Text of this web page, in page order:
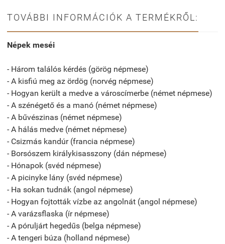
TOVÁBBI INFORMÁCIÓK A TERMÉKRŐL:
Népek meséi
- Három találós kérdés (görög népmese)
- A kisfiú meg az ördög (norvég népmese)
- Hogyan került a medve a városcímerbe (német népmese)
- A szénégető és a manó (német népmese)
- A bűvészinas (német népmese)
- A hálás medve (német népmese)
- Csizmás kandúr (francia népmese)
- Borsószem királykisasszony (dán népmese)
- Hónapok (svéd népmese)
- A picinyke lány (svéd népmese)
- Ha sokan tudnák (angol népmese)
- Hogyan fojtották vízbe az angolnát (angol népmese)
- A varázsflaska (ír népmese)
- A póruljárt hegedűs (belga népmese)
- A tengeri búza (holland népmese)